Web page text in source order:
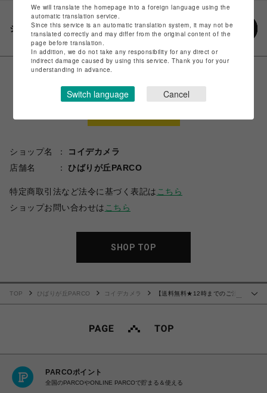
シェアする
ショップ名
コイデカメラ
店舗名
ひばりが丘PARCO
特定商取引法など法令に基づく表記は こちら
ショップお問い合わせは こちら
SHOP TOP
…
TOP ひばりが丘PARCO コイデカメラ
【送料無料★12時までのご注
PARCOポイント
全国のPARCOやONLINE PARCOで貯まる＆使える
We will translate the homepage into a foreign language using the
automatic translation service.
Since this service is an automatic translation system, it may not be
translated correctly and may differ from the original content of the
page before translation.
In addition, we do not take any responsibility for any direct or
indirect damage caused by using this service. Thank you for your
understanding in advance.
Switch language Cancel